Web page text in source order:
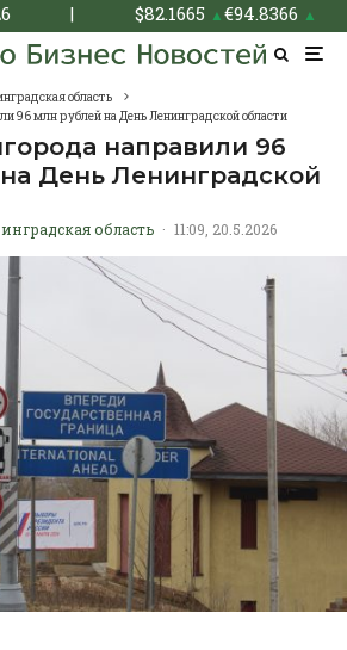
| $82.1665 ▲€94.8366 ▲
область
96 млн рублей на День Ленинградской области
направили 96
День Ленинградской
область · 11:09, 20.5.2026